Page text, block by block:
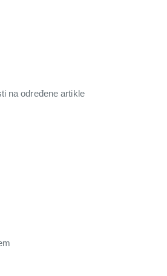
na određene artikle